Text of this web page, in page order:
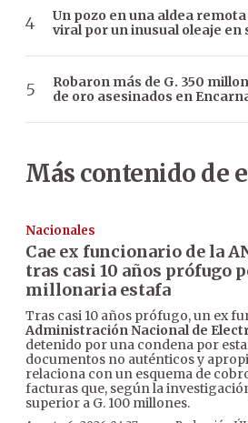
Un pozo en una aldea
viral por un inusual oleaje en
Robaron más de G. 350
de oro asesinados en
Más contenido de
Nacionales
Cae ex funcionario de la
tras casi 10 años prófugo
millonaria estafa
Tras casi 10 años prófugo, un ex
Administración Nacional de
detenido por una condena por
documentos no auténticos y
relaciona con un esquema de
facturas que, según la
superior a G. 100 millones.